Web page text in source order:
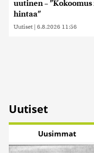
uutinen –
hintaa”
Uutiset | 6.8.2026 11:56
Uutiset
Uusimmat